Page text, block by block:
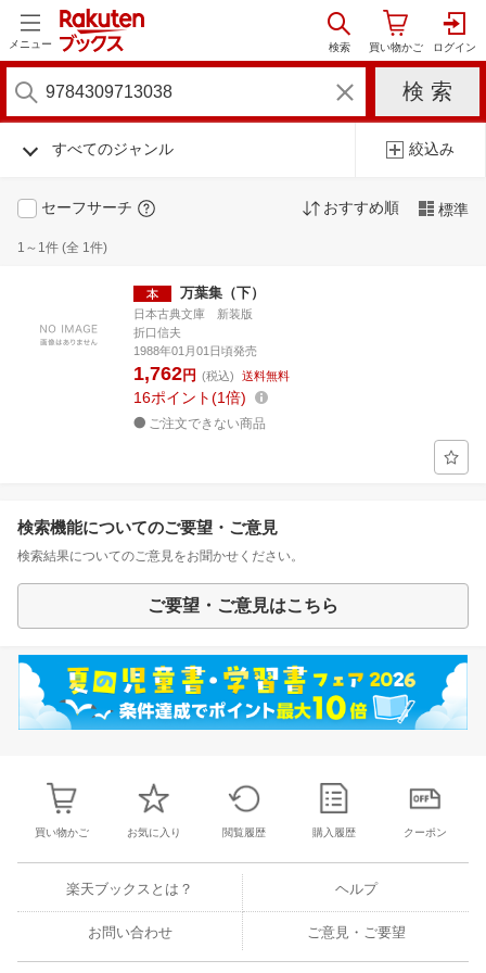
メニュー
すべてのジャンル 絞込み
セーフサーチ おすすめ順 標準
1～1件 (全 1件)
万葉集（下）
日本古典文庫 新装版
折口信夫
1988年01月01日頃発売
1,762円 (税込) 送料無料
16ポイント 1倍
ご注文できない商品
検索機能についてのご要望・ご意見
検索結果についてのご意見をお聞かせください。
ご要望・ご意見はこちら
買い物かご お気に入り 閲覧履歴 購入履歴 クーポン
楽天ブックスとは？ ヘルプ
お問い合わせ ご意見・ご要望